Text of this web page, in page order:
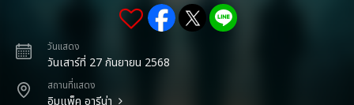
วันแสดง
วันเสาร์ที่ 27 กันยายน 2568
สถานที่แสดง
อิมแพ็ค อารีน่า